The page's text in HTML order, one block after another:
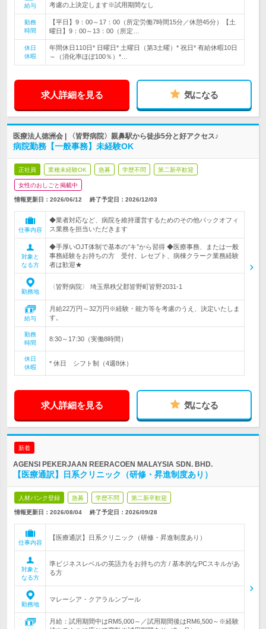
給与
考慮の上決定します※試用期間なし
勤務
時間
【平日】9：00～17：00（所定労働7時間15分／休憩45分）【土
曜日】9：00～13：00（所定…
休日
休暇
年間休日110日* 日曜日* 土曜日（第3土曜）* 祝日* 有給休暇10日
～（消化率ほぼ100％）*…
求人詳細を見る 気になる
医療法人徳洲会 | 〈皆野病院〉親鼻駅から徒歩5分と好アクセス♪
病院勤務【一般事務】未経験OK
正社員 業種未経験OK 急募 学歴不問 第二新卒歓迎
女性のおしごと掲載中
情報更新日：2026/06/12 終了予定日： 2026/12/03
仕事内容
◆業者対応など、病院を維持運営するためのその他バックオフィ
ス業務を担当いただきます
対象と
なる方
◆手厚いOJT体制で基本の‘’キ’’から習得 ◆医療事務、または一般
事務経験をお持ちの方 受付、レセプト、病棟クラーク業務経験
者は歓迎★
勤務地
〈皆野病院〉 埼玉県秩父郡皆野町皆野2031-1
給与
月給22万円～32万円※経験・能力等を考慮のうえ、決定いたしま
す。
勤務
時間
8:30～17:30（実働8時間）
休日
休暇
* 休日 シフト制（4週8休）
求人詳細を見る 気になる
新着
AGENSI PEKERJAAN REERACOEN MALAYSIA SDN. BHD.
【医療通訳】日系クリニック（研修・昇進制度あり）
人材バンク登録 急募 学歴不問 第二新卒歓迎
情報更新日：2026/08/04 終了予定日： 2026/09/28
仕事内容
【医療通訳】日系クリニック（研修・昇進制度あり）
対象と
なる方
準ビジネスレベルの英語力をお持ちの方 / 基本的なPCスキルがあ
る方
勤務地
マレーシア・クアラルンプール
月給：試用期間中はRM5,000～／試用期間後はRM6,500～※経験